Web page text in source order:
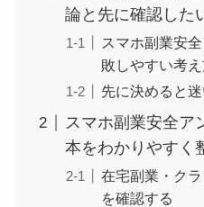
論と先に確認した
スマホ副業安
敗しやすい考
先に決めると
スマホ副業安全ア
本をわかりやすく
在宅副業・ク
を確認する